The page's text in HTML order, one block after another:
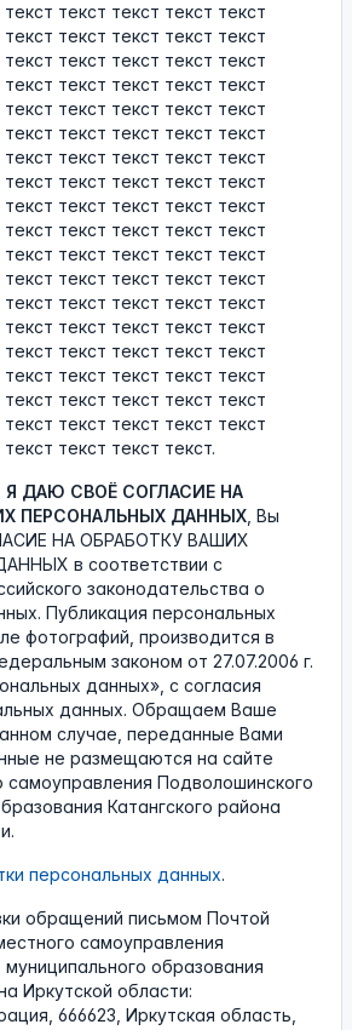
текст текст текст текст
текст текст текст текст
текст текст текст текст
текст текст текст текст
текст текст текст текст
текст текст текст текст
текст текст текст текст
текст текст текст текст
текст текст текст текст
текст текст текст текст
текст текст текст текст
текст текст текст текст
текст текст текст текст
текст текст текст текст
текст текст текст текст
текст текст текст текст
текст текст текст текст
текст текст текст текст
текст текст текст.
Я ДАЮ СВОЁ СОГЛАСИЕ НА
ПЕРСОНАЛЬНЫХ ДАННЫХ , Вы
НА ОБРАБОТКУ ВАШИХ
в соответствии с
законодательства о
Публикация персональных
фотографий, производится в
законом от 27.07.2006 г.
данных», с согласия
данных. Обращаем Ваше
случае, переданные Вами
не размещаются на сайте
самоуправления Подволошинского
Катангского района
персональных данных.
обращений письмом Почтой
самоуправления
образования
Иркутской области:
666623, Иркутская область,